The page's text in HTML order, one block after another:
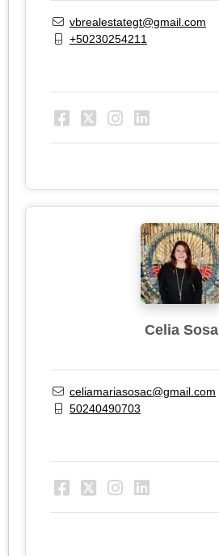
vbrealestategt@gmail.com
+50230254211
Celia Sosa
celiamariasosac@gmail.com
50240490703